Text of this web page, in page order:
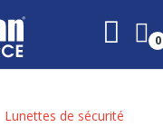
0
Lunettes de sécurité